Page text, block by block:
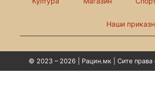
Наши
© 2023 – 2026 | Рацин.мк | Сите права